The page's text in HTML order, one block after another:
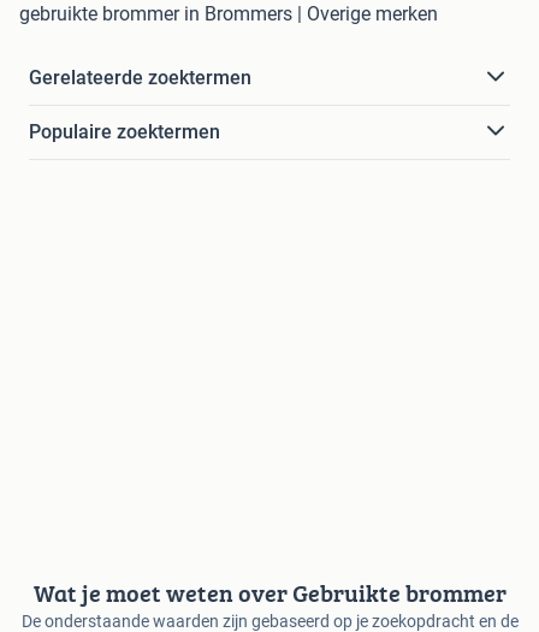
gebruikte brommer in Brommers | Overige merken
Gerelateerde zoektermen
Populaire zoektermen
Wat je moet weten over Gebruikte brommer
De onderstaande waarden zijn gebaseerd op je zoekopdracht en de